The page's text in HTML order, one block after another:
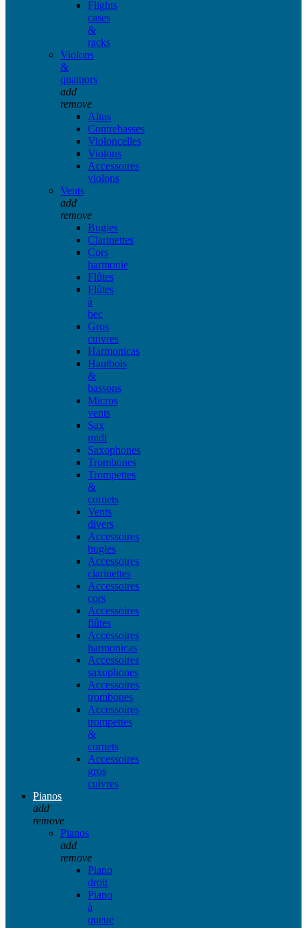
Flights
cases
&
racks
Violons
&
quatuors
add
remove
Altos
Contrebasses
Violoncelles
Violons
Accessoires
violons
Vents
add
remove
Bugles
Clarinettes
Cors
harmonie
Flûtes
Flûtes
à
bec
Gros
cuivres
Harmonicas
Hautbois
&
bassons
Micros
vents
Sax
midi
Saxophones
Trombones
Trompettes
&
cornets
Vents
divers
Accessoires
bugles
Accessoires
clarinettes
Accessoires
cors
Accessoires
flûtes
Accessoires
harmonicas
Accessoires
saxophones
Accessoires
trombones
Accessoires
trompettes
&
cornets
Accessoires
gros
cuivres
Pianos
add
remove
Pianos
add
remove
Piano
droit
Piano
à
queue